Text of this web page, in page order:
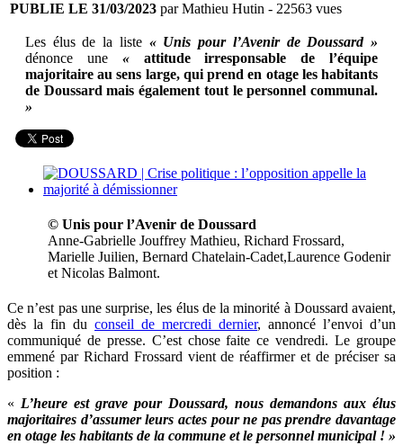
PUBLIE LE 31/03/2023 par Mathieu Hutin - 22563 vues
Les élus de la liste « Unis pour l’Avenir de Doussard »
dénonce une « attitude irresponsable de l’équipe
majoritaire au sens large, qui prend en otage les habitants
de Doussard mais également tout le personnel communal.
»
© Unis pour l’Avenir de Doussard
Anne-Gabrielle Jouffrey Mathieu, Richard Frossard,
Marielle Juilien, Bernard Chatelain-Cadet,Laurence Godenir
et Nicolas Balmont.
Ce n’est pas une surprise, les élus de la minorité à Doussard avaient,
dès la fin du conseil de mercredi dernier, annoncé l’envoi d’un
communiqué de presse. C’est chose faite ce vendredi. Le groupe
emmené par Richard Frossard vient de réaffirmer et de préciser sa
position :
« L’heure est grave pour Doussard, nous demandons aux élus
majoritaires d’assumer leurs actes pour ne pas prendre davantage
en otage les habitants de la commune et le personnel municipal ! »